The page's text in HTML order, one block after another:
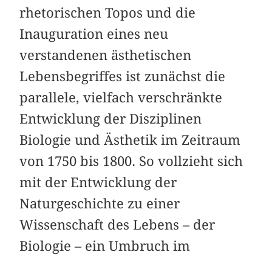
rhetorischen Topos und die
Inauguration eines neu
verstandenen ästhetischen
Lebensbegriffes ist zunächst die
parallele, vielfach verschränkte
Entwicklung der Disziplinen
Biologie und Ästhetik im Zeitraum
von 1750 bis 1800. So vollzieht sich
mit der Entwicklung der
Naturgeschichte zu einer
Wissenschaft des Lebens – der
Biologie – ein Umbruch im